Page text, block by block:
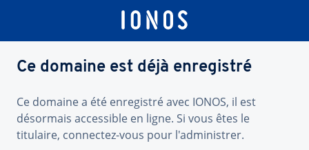
Ce domaine est déjà enregistré
Ce domaine a été enregistré avec IONOS, il est
désormais accessible en ligne. Si vous êtes le
titulaire, connectez-vous pour l'administrer.